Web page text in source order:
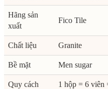
Hãng sản
xuất
Fico Tile
Chất liệu Granite
Bề mặt Men sugar
Quy cách 1 hộp = 6 viên